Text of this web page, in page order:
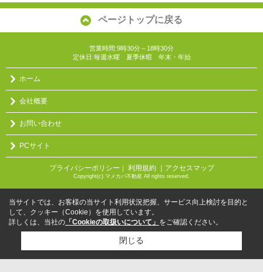
ページトップに戻る
営業時間:9時30分～18時30分
定休日:毎週水曜 夏季休暇 年末・年始
ホーム
会社概要
お問い合わせ
PCサイト
プライバシーポリシー ｜ 利用規約 ｜アクセスマップ
Copyright(c) マメカバ不動産 All rights reserved.
当サイトでは、お客様の当サイト利用状況把握、サービス向上検討を目的と
して、クッキー（Cookie）を使用しています。
詳しくは、当社の 「Cookieの取扱いについて」 をご確認ください。
閉じる